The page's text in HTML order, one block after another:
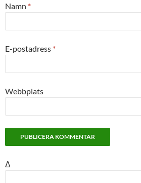
Namn *
E-postadress *
Webbplats
Δ